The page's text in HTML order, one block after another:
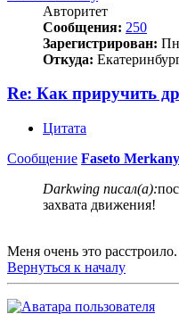
Авторитет
Сообщения: 250
Зарегистрирован: Пн
Откуда:
Re: Как приручить
Цитата
Сообщение Faseto Merkany
Darkwing писал(а):
захвата движения!
Меня очень это расстроило.
Вернуться к началу